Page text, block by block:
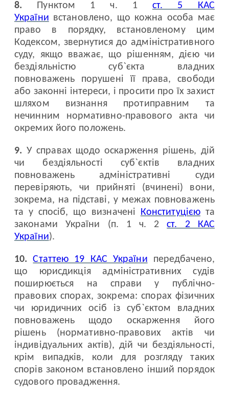
8. Пунктом 1 ч. 1ст. 5 КАС
України встановлено, що кожна особа має
право в порядку, встановленому цим
Кодексом, звернутися до адміністративного
суду, якщо вважає, що рішенням, дією чи
бездіяльністю суб`єкта владних
повноважень порушені її права, свободи
або законні інтереси, і просити про їх захист
шляхом визнання протиправним та
нечинним нормативно-правового акта чи
окремих його положень.
9. У справах щодо оскарження рішень, дій
чи бездіяльності суб`єктів владних
повноважень адміністративні суди
перевіряють, чи прийняті (вчинені) вони,
зокрема, на підставі, у межах повноважень
та у спосіб, що визначені Конституцією та
законами України (п. 1 ч. 2ст. 2 КАС
України).
10.Статтею 19 КАС України передбачено,
що юрисдикція адміністративних судів
поширюється на справи у публічно-
правових спорах, зокрема: спорах фізичних
чи юридичних осіб із суб`єктом владних
повноважень щодо оскарження його
рішень (нормативно-правових актів чи
індивідуальних актів), дій чи бездіяльності,
крім випадків, коли для розгляду таких
спорів законом встановлено інший порядок
судового провадження.